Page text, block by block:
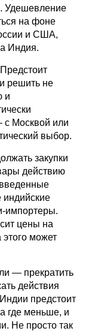
Удешевление
на фоне
и США,
Индия.
решить не
и
с Москвой или
выбор.
закупки
действию
импортеры.
цены на
этого может
— прекратить
действия
предстоит
где меньше, и
Не просто так